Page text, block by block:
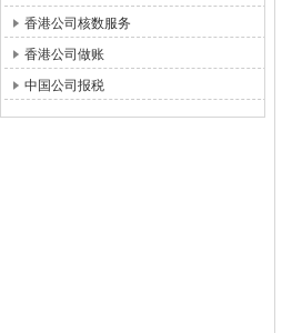
香港公司核数服务
香港公司做账
中国公司报税